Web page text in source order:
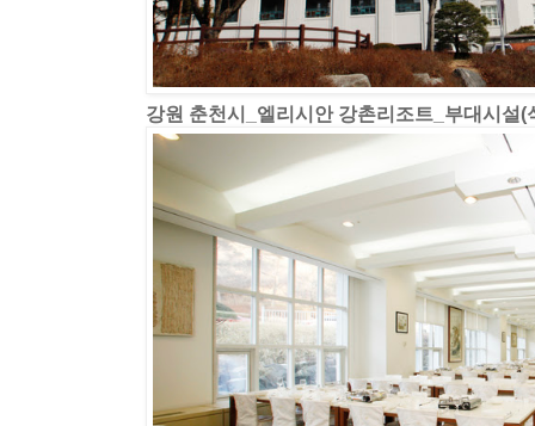
강원 춘천시_엘리시안 강촌리조트_부대시설(